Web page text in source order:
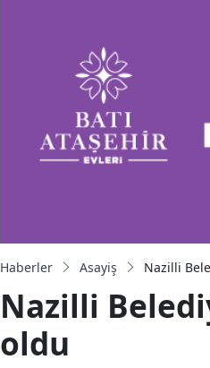
Haberler Asayiş Nazilli
Nazilli
oldu